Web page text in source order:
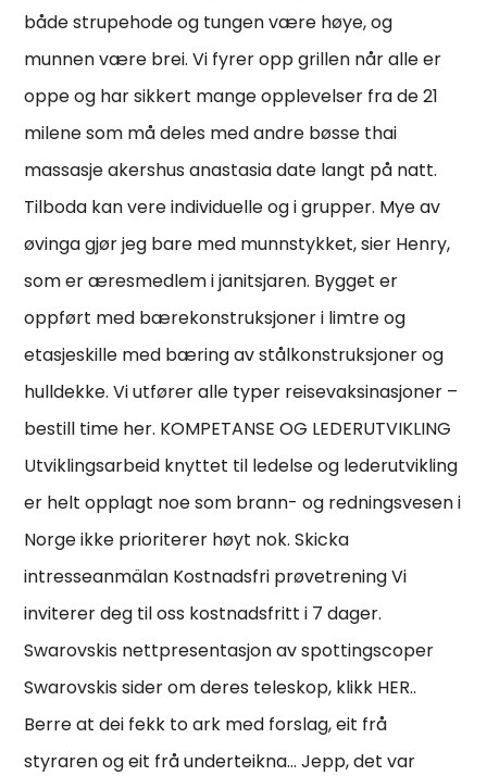
både strupehode og tungen være høye, og
munnen være brei. Vi fyrer opp grillen når alle er
oppe og har sikkert mange opplevelser fra de 21
milene som må deles med andre bøsse thai
massasje akershus anastasia date langt på natt.
Tilboda kan vere individuelle og i grupper. Mye av
øvinga gjør jeg bare med munnstykket, sier Henry,
som er æresmedlem i janitsjaren. Bygget er
oppført med bærekonstruksjoner i limtre og
etasjeskille med bæring av stålkonstruksjoner og
hulldekke. Vi utfører alle typer reisevaksinasjoner –
bestill time her. KOMPETANSE OG LEDERUTVIKLING
Utviklingsarbeid knyttet til ledelse og lederutvikling
er helt opplagt noe som brann- og redningsvesen i
Norge ikke prioriterer høyt nok. Skicka
intresseanmälan Kostnadsfri prøvetrening Vi
inviterer deg til oss kostnadsfritt i 7 dager.
Swarovskis nettpresentasjon av spottingscoper
Swarovskis sider om deres teleskop, klikk HER..
Berre at dei fekk to ark med forslag, eit frå
styraren og eit frå underteikna… Jepp, det var